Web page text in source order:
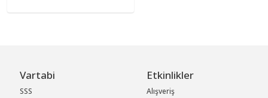
Vartabi
SSS
Etkinlikler
Alışveriş